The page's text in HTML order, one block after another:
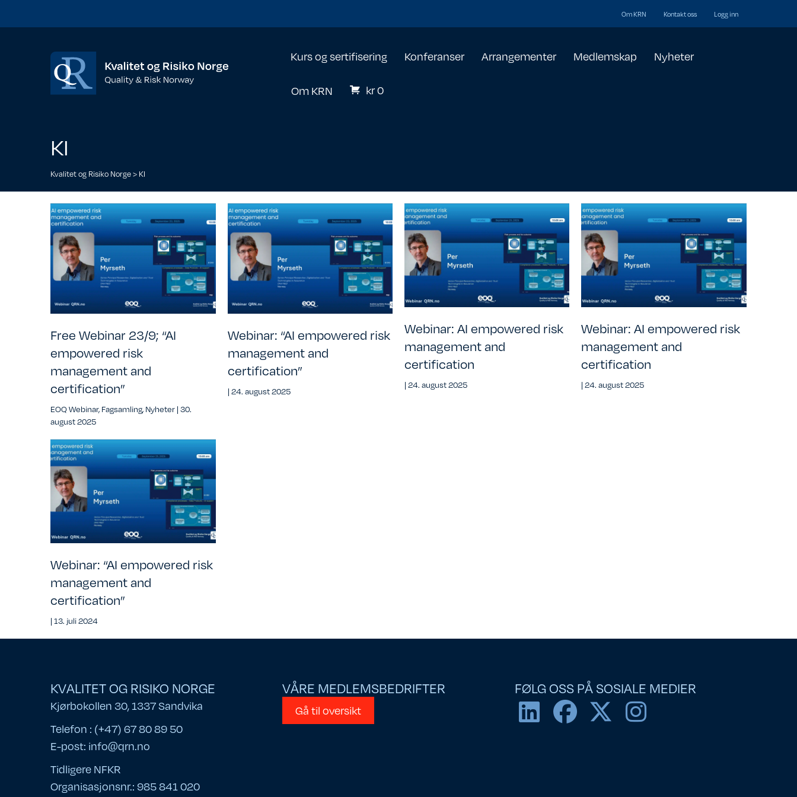
Om KRN Kontakt oss Logg inn
Kurs og sertifisering Konferanser Arrangementer Medlemskap Nyheter
Om KRN kr0
KI
Kvalitet og Risiko Norge> KI
Free Webinar 23/9; “AI
empowered risk
management and
certification”
EOQ Webinar, Fagsamling, Nyheter |30.
august 2025
Webinar: “AI empowered risk
management and
certification”
| 24. august 2025
Webinar: AI empowered risk
management and
certification
| 24. august 2025
Webinar: AI empowered risk
management and
certification
|24. august 2025
Webinar: “AI empowered risk
management and
certification”
|13. juli 2024
KVALITET OG RISIKO NORGE
Kjørbokollen 30, 1337 Sandvika
Telefon : (+47) 67 80 89 50
E-post: info@qrn.no
Tidligere NFKR
Organisasjonsnr.: 985 841 020
VÅRE MEDLEMSBEDRIFTER
Gå til oversikt
FØLG OSS PÅ SOSIALE MEDIER